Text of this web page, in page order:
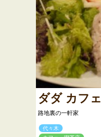
ダダ カフェ
路地裏の一軒家
代々木